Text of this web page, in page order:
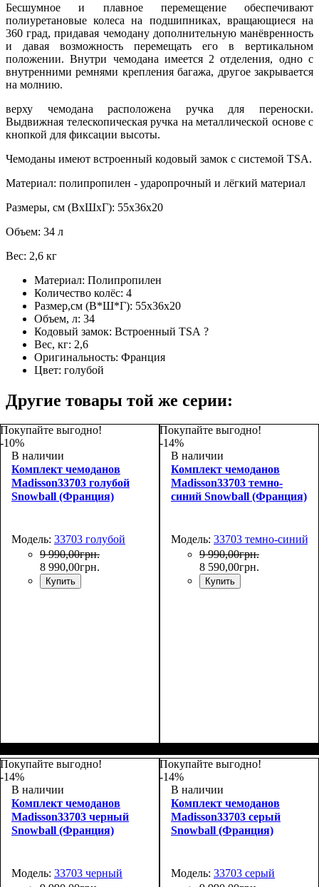
Бесшумное и плавное перемещение обеспечивают
полиуретановые колеса на подшипниках, вращающиеся на
360 град, придавая чемодану дополнительную манёвренность
и давая возможность перемещать его в вертикальном
положении. Внутри чемодана имеется 2 отделения, одно с
внутренними ремнями крепления багажа, другое закрывается
на молнию.
верху чемодана расположена ручка для переноски.
Выдвижная телескопическая ручка на металлической основе с
кнопкой для фиксации высоты.
Чемоданы имеют встроенный кодовый замок с системой TSA.
Материал: полипропилен - ударопрочный и лёгкий материал
Размеры, см (ВхШхГ): 55х36х20
Объем: 34 л
Вес: 2,6 кг
Материал: Полипропилен
Количество колёс: 4
Размер,см (В*Ш*Г): 55х36х20
Объем, л: 34
Кодовый замок: Встроенный TSA ?
Вес, кг: 2,6
Оригинальность: Франция
Цвет: голубой
Другие товары той же серии:
Покупайте выгодно!
-10%
В наличии
Комплект чемоданов
Madisson33703 голубой
Snowball (Франция)
Модель: 33703 голубой
9 990,00грн.
8 990,00грн.
Купить
Покупайте выгодно!
-14%
В наличии
Комплект чемоданов
Madisson33703 темно-
синий Snowball (Франция)
Модель: 33703 темно-синий
9 990,00грн.
8 590,00грн.
Купить
Покупайте выгодно!
-14%
В наличии
Комплект чемоданов
Madisson33703 черный
Snowball (Франция)
Модель: 33703 черный
Покупайте выгодно!
-14%
В наличии
Комплект чемоданов
Madisson33703 серый
Snowball (Франция)
Модель: 33703 серый